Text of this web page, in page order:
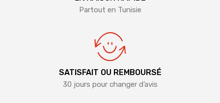
Partout en Tunisie
SATISFAIT OU REMBOURSÉ
30 jours pour changer d’avis